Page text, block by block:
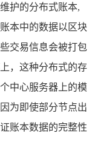
护的分布式账本,
本中的数据以区块
交易信息会被打包
，这种分布式的存
中心服务器上的模
为即使部分节点出
账本数据的完整性